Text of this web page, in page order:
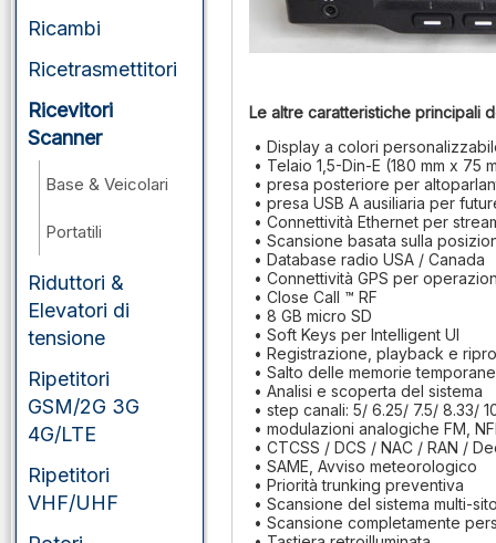
Ricambi
Ricetrasmettitori
Ricevitori
Scanner
Base & Veicolari
Portatili
Riduttori &
Elevatori di
tensione
Ripetitori
GSM/2G 3G
4G/LTE
Ripetitori
VHF/UHF
Le altre caratteristiche principali
• Display a colori
• Telaio 1,5-Din-E (180 mm x 75
• presa posteriore per
• presa USB A ausiliaria per
• Connettività Ethernet per
• Scansione basata sulla
• Database radio USA / Canada
• Connettività GPS per
• Close Call ™ RF
• 8 GB micro SD
• Soft Keys per Intelligent UI
• Registrazione, playback e
• Salto delle memorie
• Analisi e scoperta del sistema
• step canali: 5/ 6.25/ 7.5/ 8.33/
• modulazioni analogiche FM,
• CTCSS / DCS / NAC / RAN /
• SAME, Avviso meteorologico
• Priorità trunking preventiva
• Scansione del sistema multi-
• Scansione completamente